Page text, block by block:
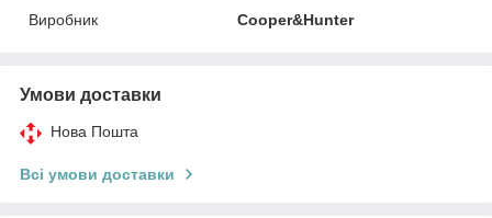
Виробник
Cooper&Hunter
Умови доставки
Нова Пошта
Всі умови доставки